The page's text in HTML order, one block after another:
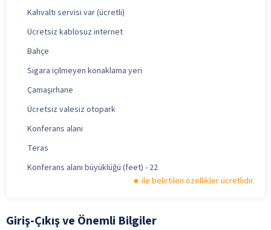
Kahvaltı servisi var (ücretli)
Ücretsiz kablosuz internet
Bahçe
Sigara içilmeyen konaklama yeri
Çamaşırhane
Ücretsiz valesiz otopark
Konferans alanı
Teras
Konferans alanı büyüklüğü (feet) - 22
ile belirtilen özellikler ücretlidir.
Giriş-Çıkış ve Önemli Bilgiler